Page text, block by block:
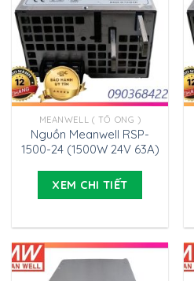
MEANWELL ( TỔ ONG )
Nguồn Meanwell RSP-
1500-24 (1500W 24V 63A)
XEM CHI TIẾT